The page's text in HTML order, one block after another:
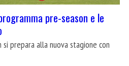
pre-season e le
si prepara alla nuova stagione con